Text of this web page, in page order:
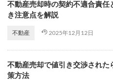
不動産売却時の契約不適合責任
き注意点を解説
不動産 2025年12月12日
不動産売却で値引き交渉された
策方法